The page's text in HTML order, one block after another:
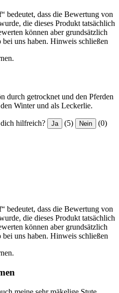
bedeutet, dass die Bewertung von
die dieses Produkt tatsächlich
können aber grundsätzlich
uns haben. Hinweis schließen
durch getrocknet und den Pferden
Winter und als Leckerlie.
hilfreich? Ja (5) Nein (0)
bedeutet, dass die Bewertung von
die dieses Produkt tatsächlich
können aber grundsätzlich
uns haben. Hinweis schließen